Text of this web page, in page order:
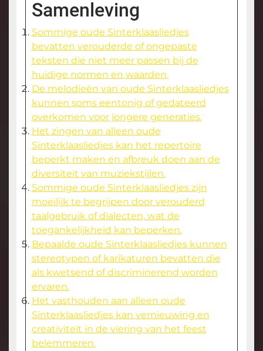
Samenleving
Sommige oude Sinterklaasliedjes
bevatten verouderde of ongepaste
teksten die niet meer passen bij de
huidige normen en waarden.
De melodieën van oude Sinterklaasliedjes
kunnen soms eentonig of gedateerd
overkomen voor jongere generaties.
Het zingen van alleen oude
Sinterklaasliedjes kan het repertoire
beperkt maken en afbreuk doen aan de
diversiteit van muziekstijlen.
Sommige oude Sinterklaasliedjes zijn
moeilijk te begrijpen door verouderd
taalgebruik of dialecten, wat de
toegankelijkheid kan beperken.
Bepaalde oude Sinterklaasliedjes kunnen
stereotypen of karikaturen bevatten die
als kwetsend of discriminerend worden
ervaren.
Het vasthouden aan alleen oude
Sinterklaasliedjes kan vernieuwing en
creativiteit in de viering van het feest
belemmeren.